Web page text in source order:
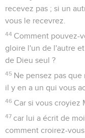
recevez pas ; si un
vous le recevrez.
44 Comment pouvez-
gloire l'un de l'autre
de Dieu seul ?
45 Ne pensez pas que
il y en a un qui vous
46 Car si vous croyiez
47 car lui a écrit de
comment croirez-